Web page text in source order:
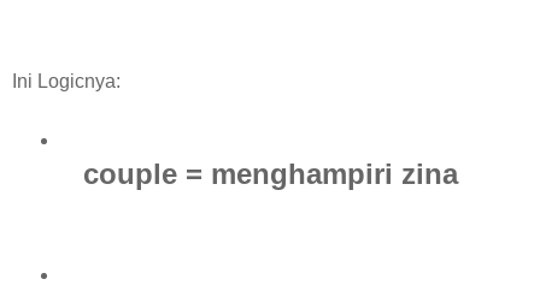
Ini Logicnya:
couple = menghampiri zina